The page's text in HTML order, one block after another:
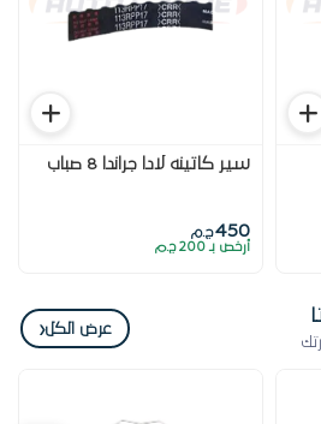
سير كاتينه لادا جراندا 8 صباب
450ج.م
أرخص بـ 200 ج.م
عرض الكل‹